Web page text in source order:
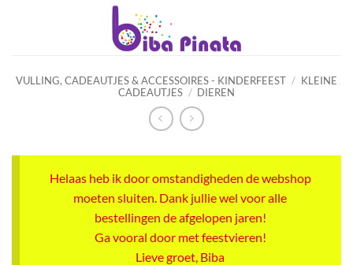
VULLING, CADEAUTJES & ACCESSOIRES - KINDERFEEST / KLEINE
CADEAUTJES / DIEREN
Helaas heb ik door omstandigheden de webshop
moeten sluiten. Dank jullie wel voor alle
bestellingen de afgelopen jaren!
Ga vooral door met feestvieren!
Lieve groet, Biba